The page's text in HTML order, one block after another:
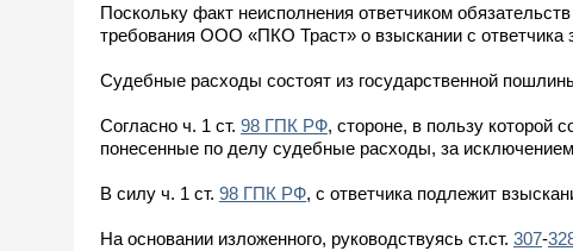
Поскольку факт неисполнения ответчиком
требования ООО «ПКО Траст» о взыскании с ответчика
Судебные расходы состоят из государственной
Согласно ч. 1 ст. 98 ГПК РФ, стороне, в пользу которой
понесенные по делу судебные расходы, за
В силу ч. 1 ст. 98 ГПК РФ, с ответчика подлежит
На основании изложенного, руководствуясь ст.ст. 307-